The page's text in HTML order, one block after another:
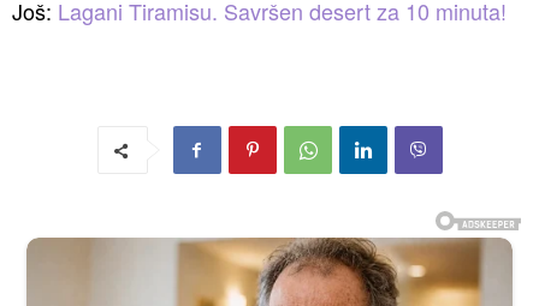
Još: Lagani Tiramisu. Savršen desert za 10 minuta!